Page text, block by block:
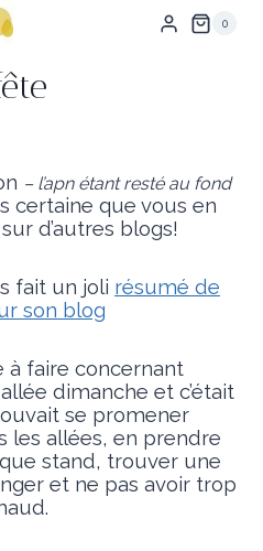
0
– l’apn étant resté au fond
certaine que vous en
d’autres blogs!
fait un joli résumé de
son blog
faire concernant
allée dimanche et c’était
se promener
les allées, en prendre
stand, trouver une
et ne pas avoir trop